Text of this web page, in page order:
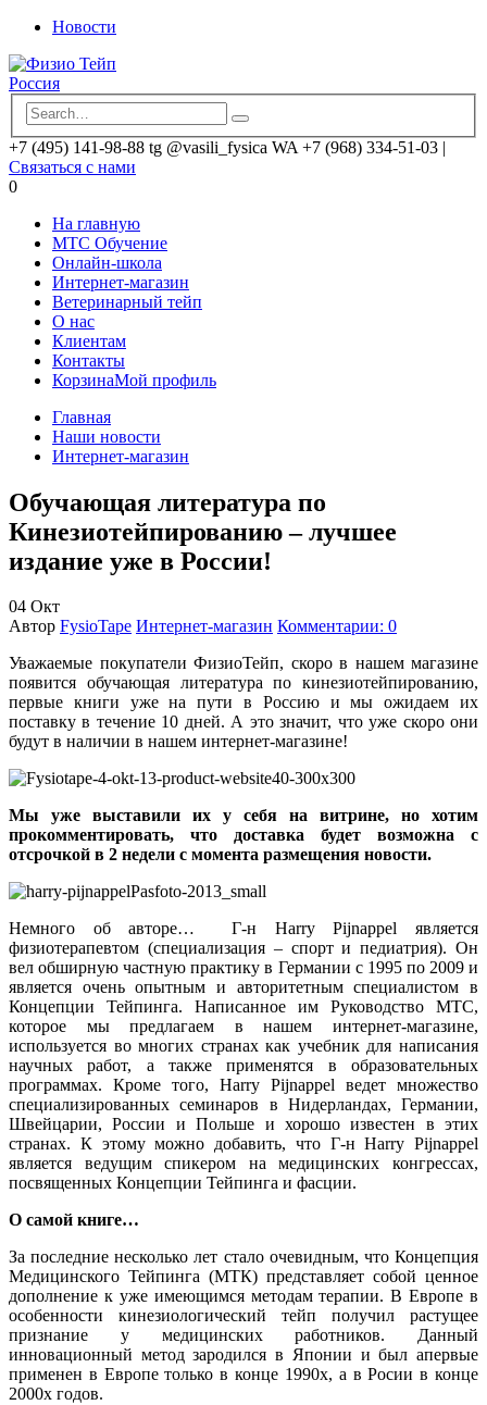
Новости
+7 (495) 141-98-88 tg @vasili_fysica WA +7 (968) 334-51-03 |
Связаться с нами
0
На главную
MTC Обучение
Онлайн-школа
Интернет-магазин
Ветеринарный тейп
О нас
Клиентам
Контакты
КорзинаМой профиль
Главная
Наши новости
Интернет-магазин
Обучающая литература по
Кинезиотейпированию – лучшее
издание уже в России!
04 Окт
Автор FysioTape Интернет-магазин Комментарии: 0
Уважаемые покупатели ФизиоТейп, скоро в нашем магазине
появится обучающая литература по кинезиотейпированию,
первые книги уже на пути в Россию и мы ожидаем их
поставку в течение 10 дней. А это значит, что уже скоро они
будут в наличии в нашем интернет-магазине!
Мы уже выставили их у себя на витрине, но хотим
прокомментировать, что доставка будет возможна с
отсрочкой в 2 недели с момента размещения новости.
Немного об авторе… Г-н Harry Pijnappel является
физиотерапевтом (специализация – спорт и педиатрия). Он
вел обширную частную практику в Германии с 1995 по 2009 и
является очень опытным и авторитетным специалистом в
Концепции Тейпинга. Написанное им Руководство MTC,
которое мы предлагаем в нашем интернет-магазине,
используется во многих странах как учебник для написания
научных работ, а также применятся в образовательных
программах. Кроме того, Harry Pijnappel ведет множество
специализированных семинаров в Нидерландах, Германии,
Швейцарии, России и Польше и хорошо известен в этих
странах. К этому можно добавить, что Г-н Harry Pijnappel
является ведущим спикером на медицинских конгрессах,
посвященных Концепции Тейпинга и фасции.
О самой книге…
За последние несколько лет стало очевидным, что Концепция
Медицинского Тейпинга (МТК) представляет собой ценное
дополнение к уже имеющимся методам терапии. В Европе в
особенности кинезиологический тейп получил растущее
признание у медицинских работников. Данный
инновационный метод зародился в Японии и был апервые
применен в Европе только в конце 1990х, а в Росии в конце
2000х годов.